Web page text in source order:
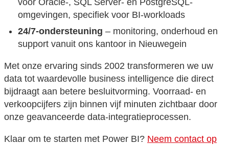
voor Oracle-, SQL Server- en PostgreSQL-
omgevingen, specifiek voor BI-workloads
24/7-ondersteuning – monitoring, onderhoud en
support vanuit ons kantoor in Nieuwegein
Met onze ervaring sinds 2002 transformeren we uw
data tot waardevolle business intelligence die direct
bijdraagt aan betere besluitvorming. Voorraad- en
verkoopcijfers zijn binnen vijf minuten zichtbaar door
onze geavanceerde data-integratieprocessen.
Klaar om te starten met Power BI? Neem contact op